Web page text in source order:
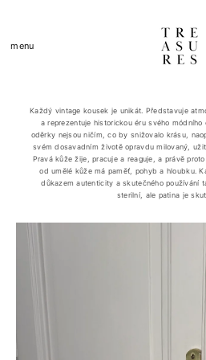
menu
Každý vintage kousek je unikát. Představuje
a reprezentuje historickou éru svého
oděrky nejsou ničím, co by snižovalo krásu,
svém dosavadním životě opravdu milovaný,
Pravá kůže žije, pracuje a reaguje, a právě
od umělé kůže má paměť, pohyb a hloubku.
důkazem autenticity a skutečného používání
sterilní, ale patina je